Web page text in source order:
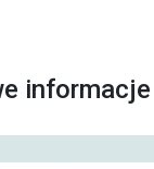
informacje